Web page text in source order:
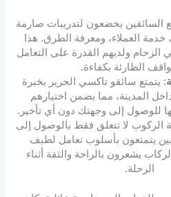
السائقين يخضعون لتدريبات صارمة
خدمة العملاء، ومعرفة الطرق. هذا
ولديهم القدرة على التعامل
الطارئة بكفاءة.
: يتمتع سائقو تاكسي الحرير بخبرة
المدينة، مما يضمن اختيارهم
للوصول إلى وجهتك دون أي تأخير.
الركوب لا تتعلق فقط بالوصول إلى
يتمتعون بأسلوب تعامل لطيف
يشعرون بالراحة والثقة أثناء
الرحلة.